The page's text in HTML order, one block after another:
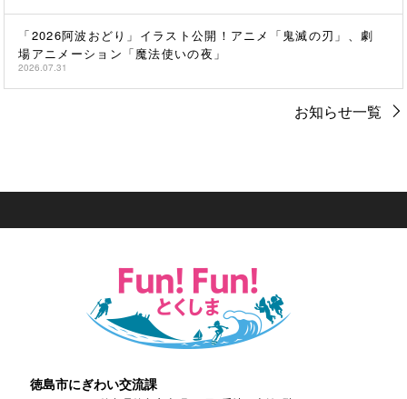
「2026阿波おどり」イラスト公開！アニメ「鬼滅の刃」、劇
場アニメーション「魔法使いの夜」
2026.07.31
お知らせ一覧
徳島市にぎわい交流課